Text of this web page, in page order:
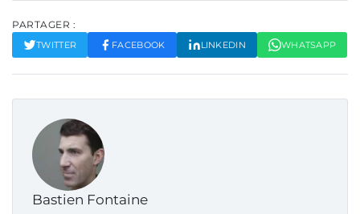
PARTAGER :
TWITTER FACEBOOK LINKEDIN WHATSAPP
Bastien Fontaine